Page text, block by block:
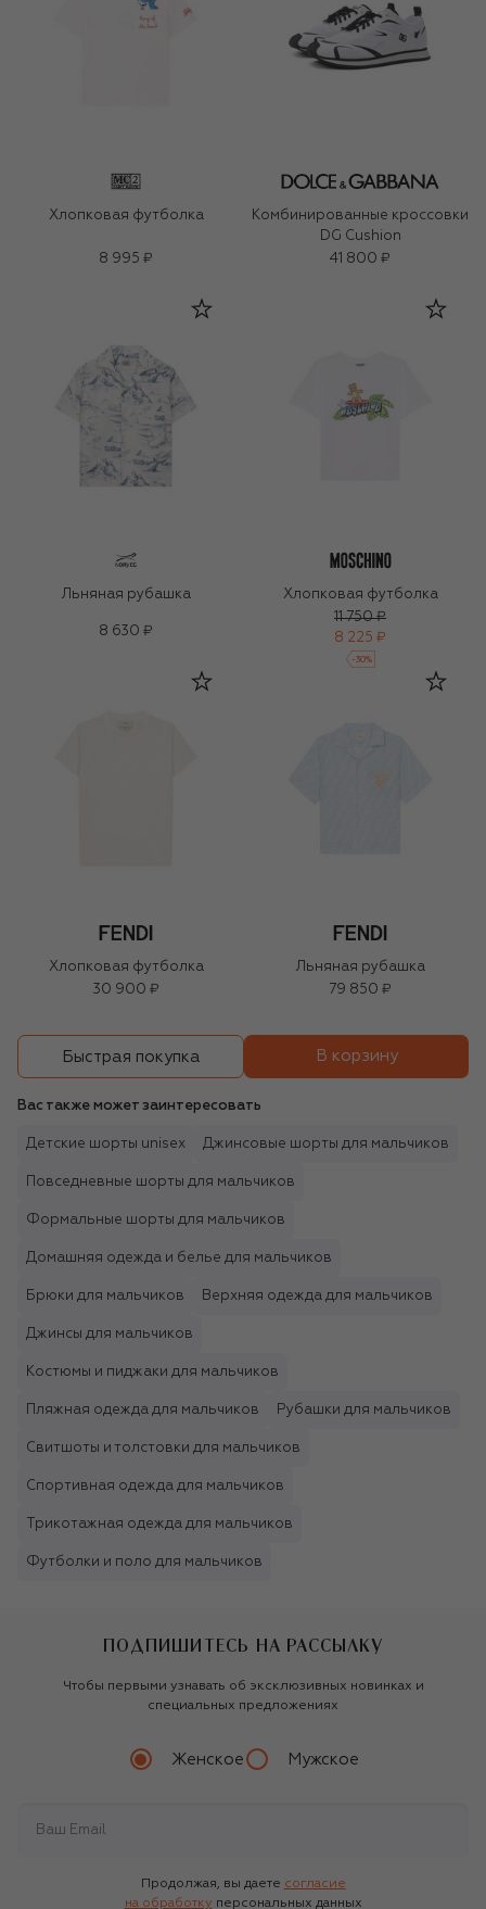
Хлопковая футболка
8 995 ₽
Комбинированные кроссовки
DG Cushion
41 800 ₽
Льняная рубашка
8 630 ₽
Хлопковая футболка
11 750 ₽
8 225 ₽
-30%
Хлопковая футболка
30 900 ₽
Льняная рубашка
79 850 ₽
Быстрая покупка В корзину
Вас также может заинтересовать
Детские шорты unisex Джинсовые шорты для мальчиков
Повседневные шорты для мальчиков
Формальные шорты для мальчиков
Домашняя одежда и белье для мальчиков
Брюки для мальчиков Верхняя одежда для мальчиков
Джинсы для мальчиков
Костюмы и пиджаки для мальчиков
Пляжная одежда для мальчиков Рубашки для мальчиков
Свитшоты и толстовки для мальчиков
Спортивная одежда для мальчиков
Трикотажная одежда для мальчиков
Футболки и поло для мальчиков
ПОДПИШИТЕСЬ НА РАССЫЛКУ
Чтобы первыми узнавать об эксклюзивных новинках и
специальных предложениях
Женское Мужское
Продолжая, вы даете согласие
на обработку персональных данных